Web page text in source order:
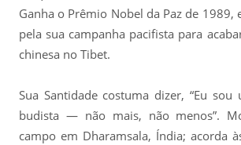
Ganha o Prêmio Nobel da Paz de 1989,
pela sua campanha pacifista para
chinesa no Tibet.
Sua Santidade costuma dizer, “Eu
budista — não mais, não menos”.
campo em Dharamsala, Índia; acorda